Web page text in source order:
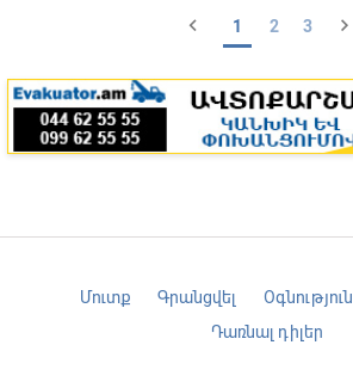
chevron_left 1 2 3 chevron_right
Մուտք Գրանցվել Օգնություն
Դառնալ դիլեր